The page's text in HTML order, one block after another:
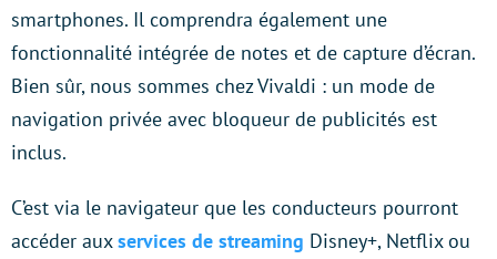
smartphones. Il comprendra également une
fonctionnalité intégrée de notes et de capture d’écran.
Bien sûr, nous sommes chez Vivaldi : un mode de
navigation privée avec bloqueur de publicités est
inclus.
C’est via le navigateur que les conducteurs pourront
accéder auxservices de streaming Disney+, Netflix ou